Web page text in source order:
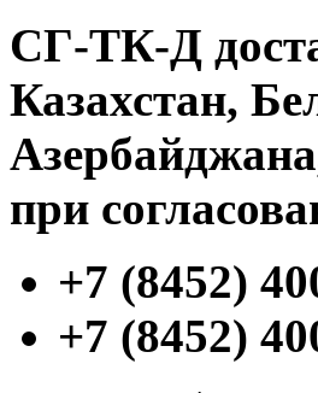
СГ-ТК-Д
Казахстан,
при
+7 (8452)
+7 (8452)